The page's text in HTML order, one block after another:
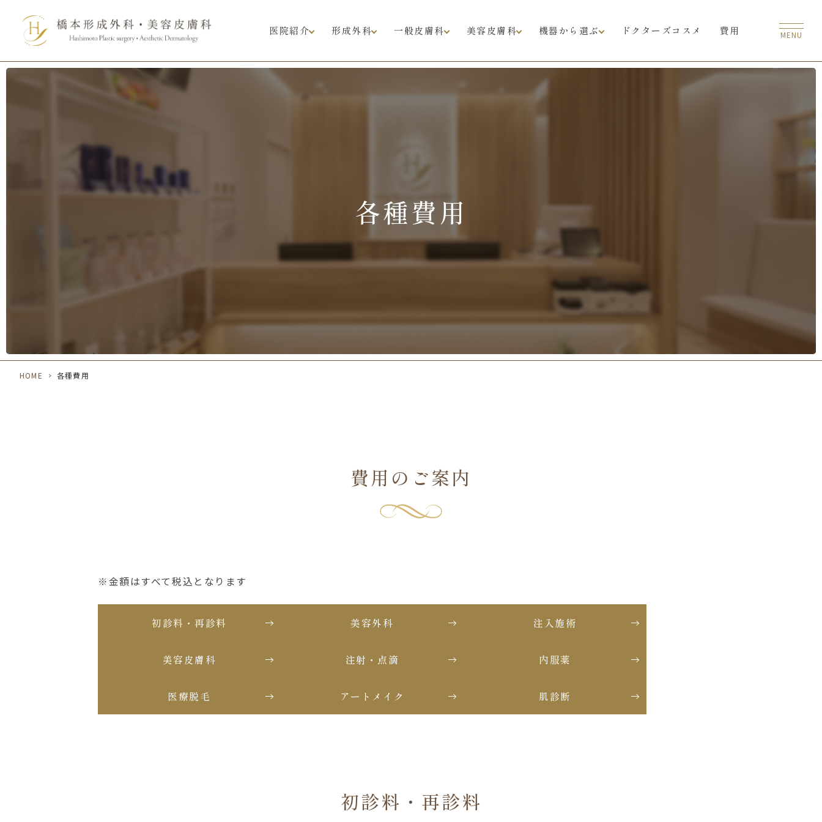
医院紹介 形成外科 一般皮膚科 美容皮膚科 機器から選ぶ ドクターズコスメ 費用 MENU
各種費用
HOME > 各種費用
費用のご案内
※金額はすべて税込となります
初診料・再診料 美容外科 注入施術
美容皮膚科 注射・点滴 内服薬
医療脱毛 アートメイク 肌診断
初診料・再診料